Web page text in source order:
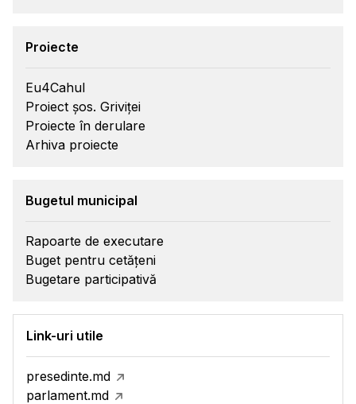
Proiecte
Eu4Cahul
Proiect șos. Griviței
Proiecte în derulare
Arhiva proiecte
Bugetul municipal
Rapoarte de executare
Buget pentru cetățeni
Bugetare participativă
Link-uri utile
presedinte.md
parlament.md